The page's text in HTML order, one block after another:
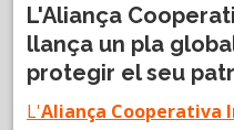
L'Aliança
llança un pla
protegir el seu
L'Aliança Cooperativa